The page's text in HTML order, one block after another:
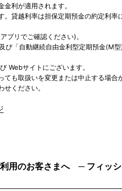
利が適用されます。
貸越利率は担保定期預金の約定利率
プリでご確認ください)。
「自動継続自由金利型定期預金(M
Webサイトにございます。
も取扱いを変更または中止する場合
ください。
用のお客さまへ ─ フィッ